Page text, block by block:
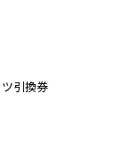
引換券